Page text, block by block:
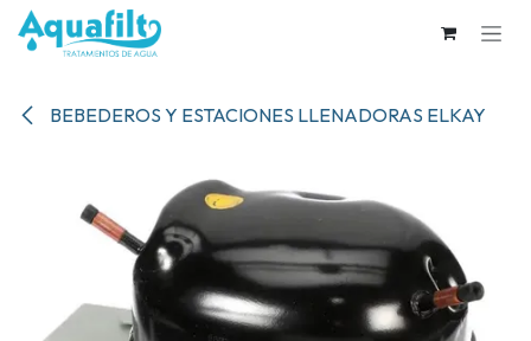
Ir al contenido
BEBEDEROS Y ESTACIONES LLENADORAS ELKAY